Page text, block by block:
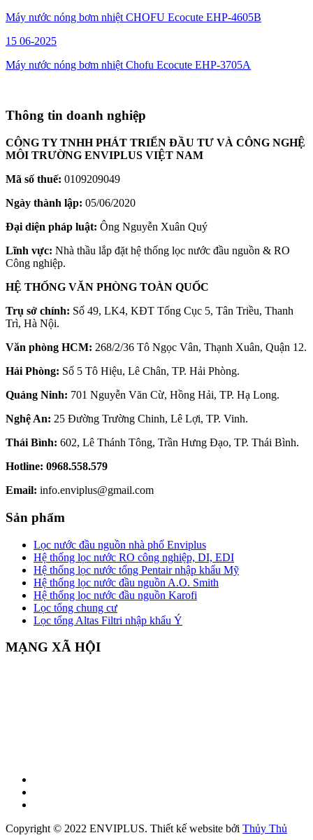
Máy nước nóng bơm nhiệt CHOFU Ecocute EHP-4605B
15 06-2025
Máy nước nóng bơm nhiệt Chofu Ecocute EHP-3705A
Thông tin doanh nghiệp
CÔNG TY TNHH PHÁT TRIỂN ĐẦU TƯ VÀ CÔNG NGHỆ
MÔI TRƯỜNG ENVIPLUS VIỆT NAM
Mã số thuế: 0109209049
Ngày thành lập: 05/06/2020
Đại diện pháp luật: Ông Nguyễn Xuân Quý
Lĩnh vực: Nhà thầu lắp đặt hệ thống lọc nước đầu nguồn & RO
Công nghiệp.
HỆ THỐNG VĂN PHÒNG TOÀN QUỐC
Trụ sở chính: Số 49, LK4, KĐT Tổng Cục 5, Tân Triều, Thanh
Trì, Hà Nội.
Văn phòng HCM: 268/2/36 Tô Ngọc Vân, Thạnh Xuân, Quận 12.
Hải Phòng: Số 5 Tô Hiệu, Lê Chân, TP. Hải Phòng.
Quảng Ninh: 701 Nguyễn Văn Cừ, Hồng Hải, TP. Hạ Long.
Nghệ An: 25 Đường Trường Chinh, Lê Lợi, TP. Vinh.
Thái Bình: 602, Lê Thánh Tông, Trần Hưng Đạo, TP. Thái Bình.
Hotline: 0968.558.579
Email: info.enviplus@gmail.com
Sản phẩm
Lọc nước đầu nguồn nhà phố Enviplus
Hệ thống lọc nước RO công nghiệp, DI, EDI
Hệ thống lọc nước tổng Pentair nhập khẩu Mỹ
Hệ thống lọc nước đầu nguồn A.O. Smith
Hệ thống lọc nước đầu nguồn Karofi
Lọc tổng chung cư
Lọc tổng Altas Filtri nhập khẩu Ý
MẠNG XÃ HỘI
Copyright © 2022 ENVIPLUS. Thiết kế website bởi Thủy Thủ